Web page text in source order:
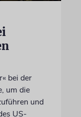
bei der
um die
und
US-